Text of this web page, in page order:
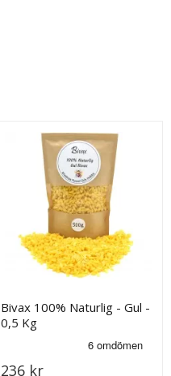
Bivax 100% Naturlig - Gul -
0,5 Kg
236 kr